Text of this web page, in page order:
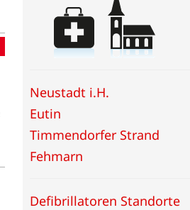
Neustadt i.H.
Eutin
Timmendorfer Strand
Fehmarn
Defibrillatoren Standorte